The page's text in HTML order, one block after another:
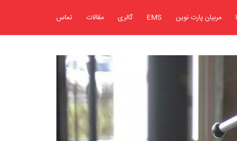
مربیان پارت نوین EMS گالری مقالات تماس